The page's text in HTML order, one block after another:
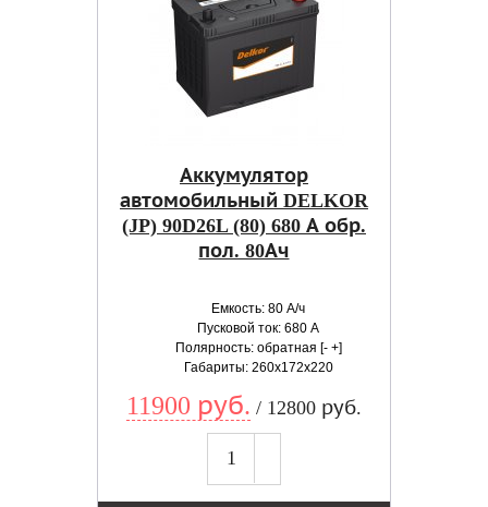
Аккумулятор
автомобильный DELKOR
(JP) 90D26L (80) 680 А обр.
пол. 80Ач
Емкость: 80 А/ч
Пусковой ток: 680 А
Полярность: обратная [- +]
Габариты: 260x172x220
11900 руб. / 12800 руб.